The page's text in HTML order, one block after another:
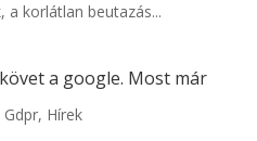
a korlátlan beutazás...
a google. Most már
Gdpr, Hírek